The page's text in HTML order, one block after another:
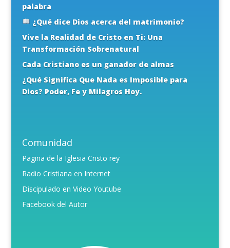
palabra
¿Qué dice Dios acerca del matrimonio?
Vive la Realidad de Cristo en Ti: Una
Transformación Sobrenatural
Cada Cristiano es un ganador de almas
¿Qué Significa Que Nada es Imposible para
Dios? Poder, Fe y Milagros Hoy.
Comunidad
Pagina de la Iglesia Cristo rey
Radio Cristiana en Internet
Discipulado en Video Youtube
Facebook del Autor